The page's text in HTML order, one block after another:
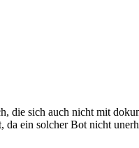
sich auch nicht mit
ein solcher Bot nicht